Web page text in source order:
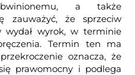
a także
zauważyć, że sprzeciw
wyrok, w terminie
Termin ten ma
oznacza, że
prawomocny i podlega